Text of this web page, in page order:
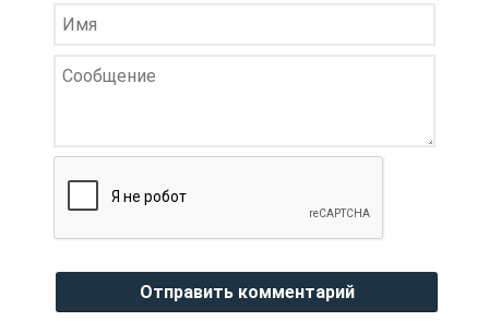
Отправить комментарий